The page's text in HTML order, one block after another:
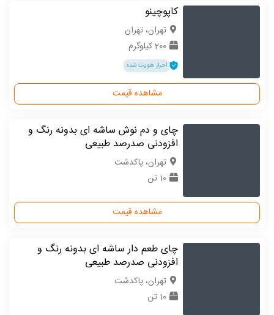
کاپوچینو
تهران، تهران
200 کیلوگرم
احراز هویت شده
مشاهده قیمت
چای و دم نوش ساشه ای بدونه رنگ و
افزودنی صدرصد طبیعی
تهران، پاکدشت
10 تن
مشاهده قیمت
چای طعم دار ساشه ای بدونه رنگ و
افزودنی صدرصد طبیعی
تهران، پاکدشت
10 تن